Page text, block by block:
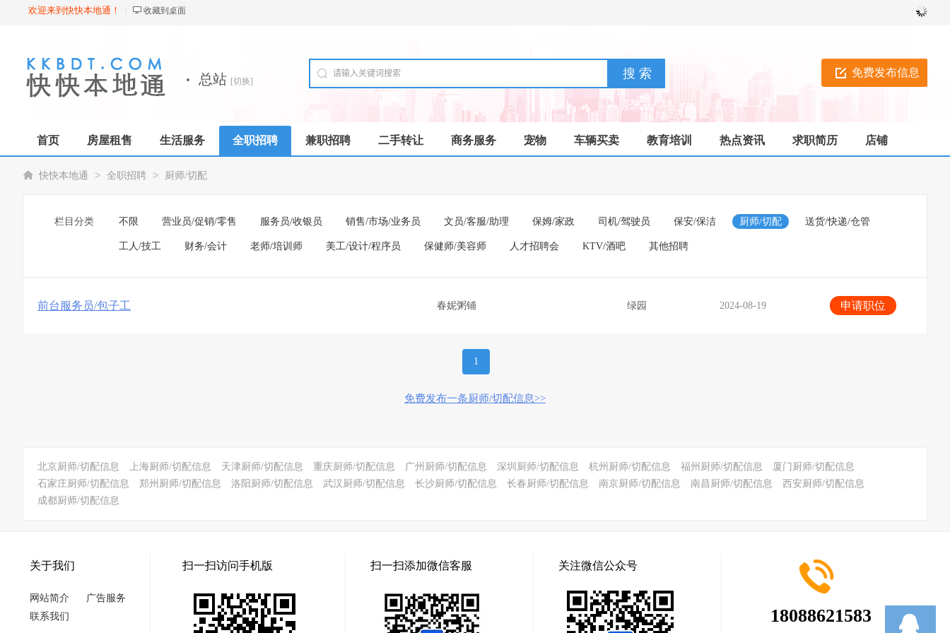
欢迎来到快快本地通！ 收藏到桌面
免费发布信息
· 总站 [切换]
首页 房屋租售 生活服务 全职招聘 兼职招聘 二手转让 商务服务 宠物 车辆买卖 教育培训 热点资讯 求职简历 店铺
快快本地通 > 全职招聘 > 厨师/切配
栏目分类 不限 营业员/促销/零售 服务员/收银员 销售/市场/业务员 文员/客服/助理 保姆/家政 司机/驾驶员 保安/保洁 厨师/切配 送货/快递/仓管
工人/技工 财务/会计 老师/培训师 美工/设计/程序员 保健师/美容师 人才招聘会 KTV/酒吧 其他招聘
前台服务员/包子工 申请职位
2024-08-19
绿园
春妮粥铺
1
免费发布一条厨师/切配信息>>
北京厨师/切配信息 上海厨师/切配信息 天津厨师/切配信息 重庆厨师/切配信息 广州厨师/切配信息 深圳厨师/切配信息 杭州厨师/切配信息 福州厨师/切配信息
厦门厨师/切配信息
石家庄厨师/切配信息
郑州厨师/切配信息 洛阳厨师/切配信息 武汉厨师/切配信息 长沙厨师/切配信息 长春厨师/切配信息 南京厨师/切配信息 南昌厨师/切配信息
西安厨师/切配信息
成都厨师/切配信息
关于我们
网站简介
广告服务
联系我们
扫一扫访问手机版 扫一扫添加微信客服 关注微信公众号
18088621583